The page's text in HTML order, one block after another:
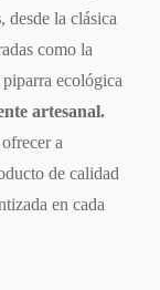
, desde la clásica
como la
ecológica
artesanal.
a
de calidad
en cada